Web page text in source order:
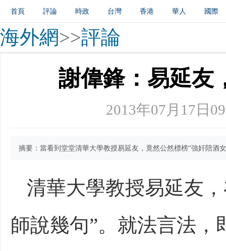
首頁 評論 時政 台灣 香港 華人 國際
吉林 南粵 魯東 商城
海外網>>評論
謝偉鋒：易延友
2013年07月17日
摘要：當看到堂堂清華大學教授易延友，竟然公然標榜“強奸陪酒
清華大學教授易延友
師說幾句”。就法言法，